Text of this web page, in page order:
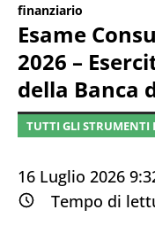
finanziario
Esame
2026 –
della Banca
TUTTI GLI STRUMENTI
16 Luglio 2026
Tempo di